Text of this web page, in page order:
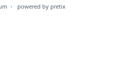
powered by pretix